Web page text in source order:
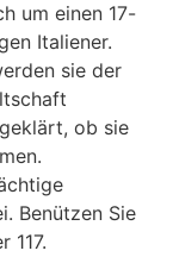
um einen 17-
Italiener.
sie der
ob sie
Benützen Sie
117.